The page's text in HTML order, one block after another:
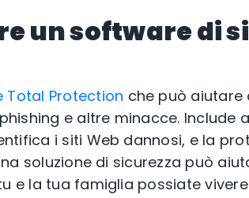
un software di
Total Protection che può aiutare
e altre minacce. Include
i siti Web dannosi, e la
soluzione di sicurezza può
e la tua famiglia possiate